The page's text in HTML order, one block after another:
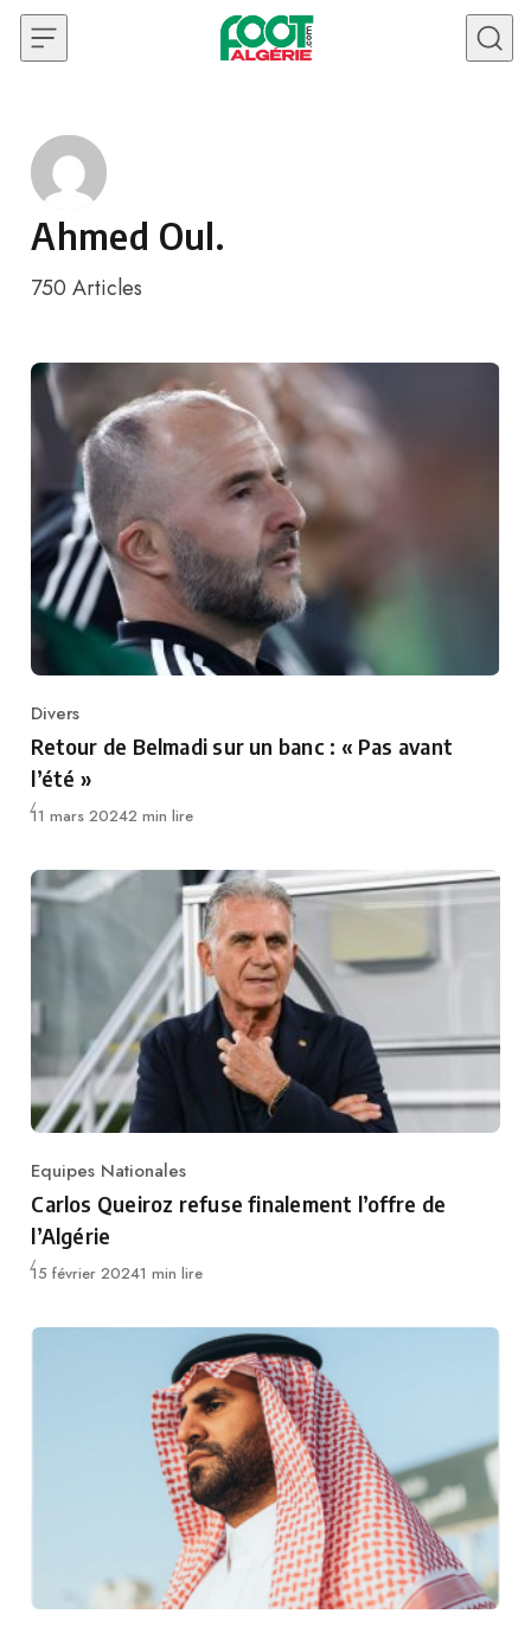
Skip to content
Ahmed Oul.
750 Articles
Category
Divers
Retour de Belmadi sur un banc : « Pas avant
l’été »
Publié
11 mars 20242 min lire
Category
Equipes Nationales
Carlos Queiroz refuse finalement l’offre de
l’Algérie
Publié
15 février 20241 min lire